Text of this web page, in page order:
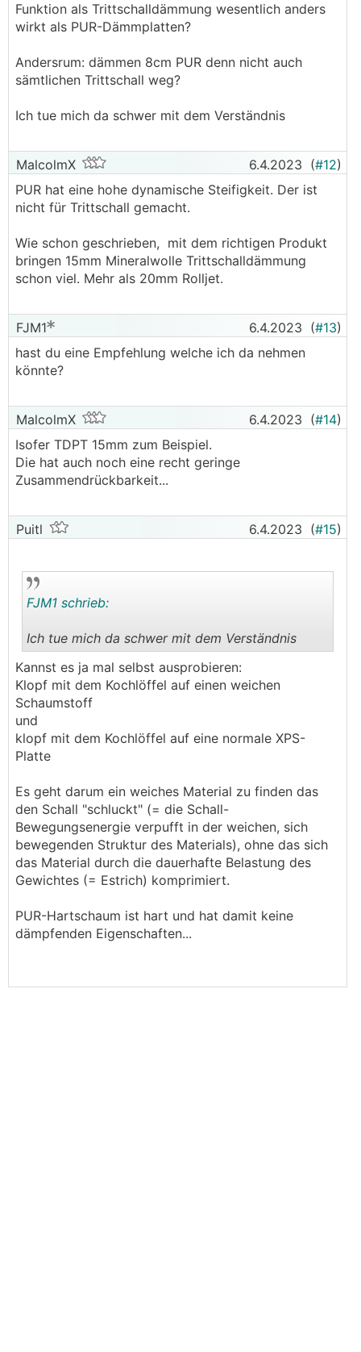
Funktion als Trittschalldämmung wesentlich anders
wirkt als PUR-Dämmplatten?
Andersrum: dämmen 8cm PUR denn nicht auch
sämtlichen Trittschall weg?
Ich tue mich da schwer mit dem Verständnis
MalcolmX 6.4.2023 (#12)
PUR hat eine hohe dynamische Steifigkeit. Der ist
nicht für Trittschall gemacht.
Wie schon geschrieben, mit dem richtigen Produkt
bringen 15mm Mineralwolle Trittschalldämmung
schon viel. Mehr als 20mm Rolljet.
FJM1 6.4.2023 (#13)
hast du eine Empfehlung welche ich da nehmen
könnte?
MalcolmX 6.4.2023 (#14)
Isofer TDPT 15mm zum Beispiel.
Die hat auch noch eine recht geringe
Zusammendrückbarkeit...
Puitl 6.4.2023 (#15)
..
FJM1 schrieb:
Ich tue mich da schwer mit dem Verständnis
Kannst es ja mal selbst ausprobieren:
Klopf mit dem Kochlöffel auf einen weichen
Schaumstoff
und
klopf mit dem Kochlöffel auf eine normale XPS-
Platte
Es geht darum ein weiches Material zu finden das
den Schall "schluckt" (= die Schall-
Bewegungsenergie verpufft in der weichen, sich
bewegenden Struktur des Materials), ohne das sich
das Material durch die dauerhafte Belastung des
Gewichtes (= Estrich) komprimiert.
PUR-Hartschaum ist hart und hat damit keine
dämpfenden Eigenschaften...